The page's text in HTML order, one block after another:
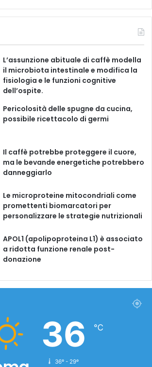
a
e
b
o
o
k
o
T
u
b
e
n
t
a
g
r
a
i
T
o
k
L’assunzione abituale di caffè modella
il microbiota intestinale e modifica la
fisiologia e le funzioni cognitive
dell’ospite.
Pericolosità delle spugne da cucina,
possibile ricettacolo di germi
Il caffè potrebbe proteggere il cuore,
ma le bevande energetiche potrebbero
danneggiarlo
Le microproteine ​​mitocondriali come
promettenti biomarcatori per
personalizzare le strategie nutrizionali
APOL1 (apolipoproteina L1) è associato
a ridotta funzione renale post-
donazione
36 ℃
36º - 29º